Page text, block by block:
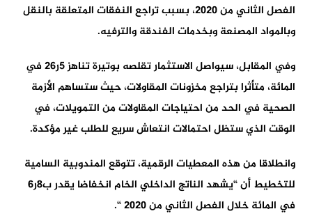
الفصل الثاني من 2020، بسبب تراجع النفقات المتعلقة بالنقل
وبالمواد المصنعة وبخدمات الفندقة والترفيه.
وفي المقابل، سيواصل الاستثمار تقلصه بوتيرة تناهز 5ر26 في
المائة، متأثرا بتراجع مخزونات المقاولات، حيث ستساهم الأزمة
الصحية في الحد من احتياجات المقاولات من التمويلات، في
الوقت الذي ستظل احتمالات انتعاش سريع للطلب غير مؤكدة.
وانطلاقا من هذه المعطيات الرقمية، تتوقع المندوبية السامية
للتخطيط أن “يشهد الناتج الداخلي الخام انخفاضا يقدر ب8ر6
في المائة خلال الفصل الثاني من 2020 “.